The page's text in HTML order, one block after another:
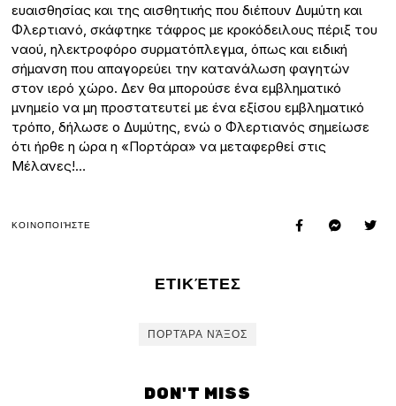
ευαισθησίας και της αισθητικής που διέπουν Δυμύτη και
Φλερτιανό, σκάφτηκε τάφρος με κροκόδειλους πέριξ του
ναού, ηλεκτροφόρο συρματόπλεγμα, όπως και ειδική
σήμανση που απαγορεύει την κατανάλωση φαγητών
στον ιερό χώρο. Δεν θα μπορούσε ένα εμβληματικό
μνημείο να μη προστατευτεί με ένα εξίσου εμβληματικό
τρόπο, δήλωσε ο Δυμύτης, ενώ ο Φλερτιανός σημείωσε
ότι ήρθε η ώρα η «Πορτάρα» να μεταφερθεί στις
Μέλανες!…
ΚΟΙΝΟΠΟΙΉΣΤΕ
ΕΤΙΚΈΤΕΣ
ΠΟΡΤΆΡΑ ΝΆΞΟΣ
DON'T MISS